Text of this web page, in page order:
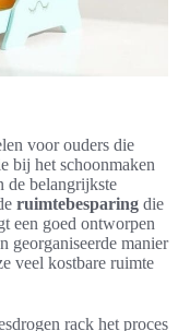
voor ouders die
bij het schoonmaken
de belangrijkste
ruimtebesparing die
een goed ontworpen
georganiseerde manier
veel kostbare ruimte
rack het proces